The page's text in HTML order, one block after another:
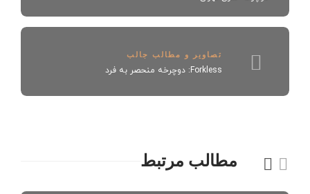
تصاویر و مطالب جالب
Forkless: دوچرخه منحصر به فرد
مطالب مرتبط